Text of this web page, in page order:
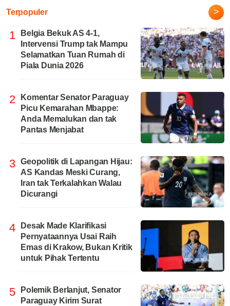
Terpopuler >
1
Belgia Bekuk AS 4-1,
Intervensi Trump tak Mampu
Selamatkan Tuan Rumah di
Piala Dunia 2026
2
Komentar Senator Paraguay
Picu Kemarahan Mbappe:
Anda Memalukan dan tak
Pantas Menjabat
3
Geopolitik di Lapangan Hijau:
AS Kandas Meski Curang,
Iran tak Terkalahkan Walau
Dicurangi
4
Desak Made Klarifikasi
Pernyataannya Usai Raih
Emas di Krakow, Bukan Kritik
untuk Pihak Tertentu
5
Polemik Berlanjut, Senator
Paraguay Kirim Surat